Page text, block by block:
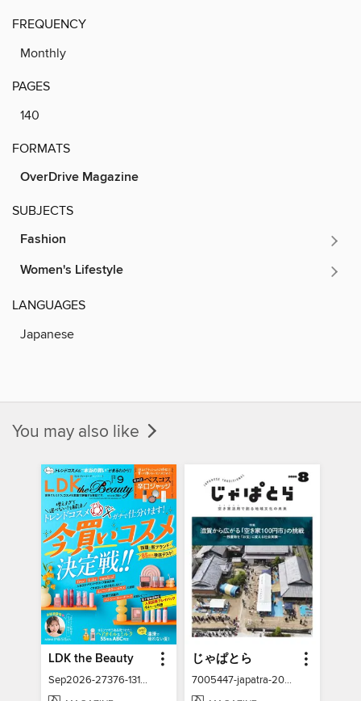
FREQUENCY
Monthly
PAGES
140
FORMATS
OverDrive Magazine
SUBJECTS
Fashion
Women's Lifestyle
LANGUAGES
Japanese
You may also like
LDK the Beauty
Sep2026-27376-131337211-001-001
じゃぱとら
7005447-japatra-2026-08